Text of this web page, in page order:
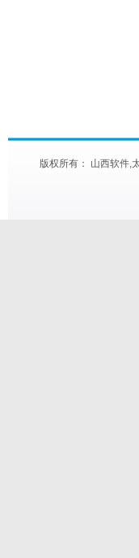
版权所有： 山西软件,